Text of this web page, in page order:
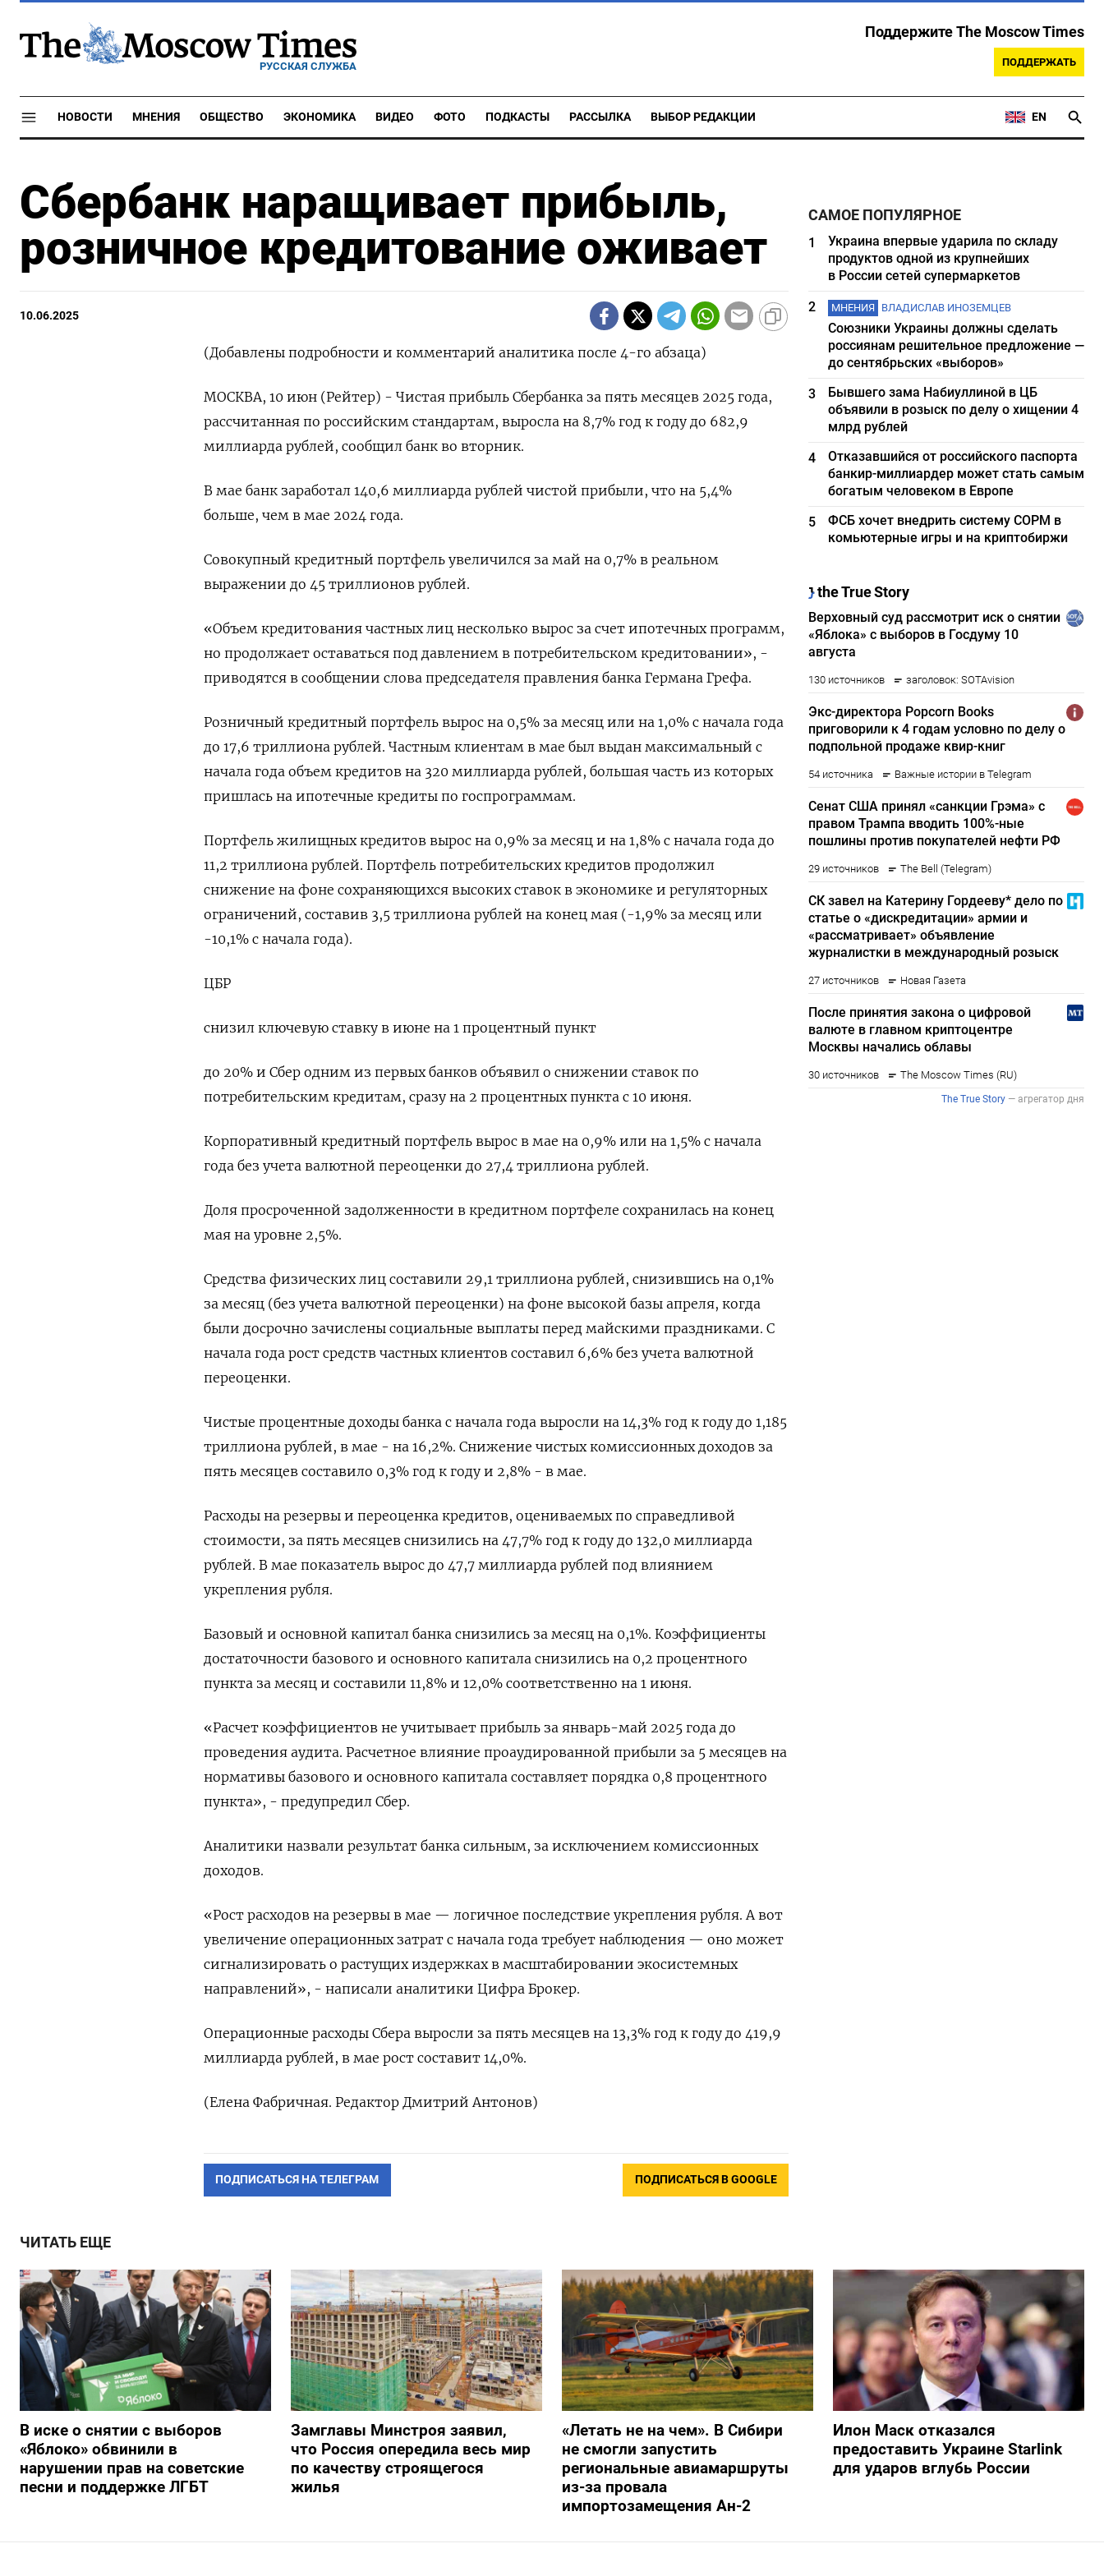
РУССКАЯ СЛУЖБА
Поддержите The Moscow Times
ПОДДЕРЖАТЬ
НОВОСТИ МНЕНИЯ ОБЩЕСТВО ЭКОНОМИКА ВИДЕО ФОТО ПОДКАСТЫ РАССЫЛКА ВЫБОР РЕДАКЦИИ EN
Сбербанк наращивает прибыль,
розничное кредитование оживает
10.06.2025
(Добавлены подробности и комментарий аналитика после 4-го абзаца)
МОСКВА, 10 июн (Рейтер) - Чистая прибыль Сбербанка за пять месяцев 2025 года,
рассчитанная по российским стандартам, выросла на 8,7% год к году до 682,9
миллиарда рублей, сообщил банк во вторник.
В мае банк заработал 140,6 миллиарда рублей чистой прибыли, что на 5,4%
больше, чем в мае 2024 года.
Совокупный кредитный портфель увеличился за май на 0,7% в реальном
выражении до 45 триллионов рублей.
«Объем кредитования частных лиц несколько вырос за счет ипотечных программ,
но продолжает оставаться под давлением в потребительском кредитовании», -
приводятся в сообщении слова председателя правления банка Германа Грефа.
Розничный кредитный портфель вырос на 0,5% за месяц или на 1,0% с начала года
до 17,6 триллиона рублей. Частным клиентам в мае был выдан максимальный с
начала года объем кредитов на 320 миллиарда рублей, большая часть из которых
пришлась на ипотечные кредиты по госпрограммам.
Портфель жилищных кредитов вырос на 0,9% за месяц и на 1,8% с начала года до
11,2 триллиона рублей. Портфель потребительских кредитов продолжил
снижение на фоне сохраняющихся высоких ставок в экономике и регуляторных
ограничений, составив 3,5 триллиона рублей на конец мая (-1,9% за месяц или
-10,1% с начала года).
ЦБР
снизил ключевую ставку в июне на 1 процентный пункт
до 20% и Сбер одним из первых банков объявил о снижении ставок по
потребительским кредитам, сразу на 2 процентных пункта с 10 июня.
Корпоративный кредитный портфель вырос в мае на 0,9% или на 1,5% с начала
года без учета валютной переоценки до 27,4 триллиона рублей.
Доля просроченной задолженности в кредитном портфеле сохранилась на конец
мая на уровне 2,5%.
Средства физических лиц составили 29,1 триллиона рублей, снизившись на 0,1%
за месяц (без учета валютной переоценки) на фоне высокой базы апреля, когда
были досрочно зачислены социальные выплаты перед майскими праздниками. С
начала года рост средств частных клиентов составил 6,6% без учета валютной
переоценки.
Чистые процентные доходы банка с начала года выросли на 14,3% год к году до 1,185
триллиона рублей, в мае - на 16,2%. Снижение чистых комиссионных доходов за
пять месяцев составило 0,3% год к году и 2,8% - в мае.
Расходы на резервы и переоценка кредитов, оцениваемых по справедливой
стоимости, за пять месяцев снизились на 47,7% год к году до 132,0 миллиарда
рублей. В мае показатель вырос до 47,7 миллиарда рублей под влиянием
укрепления рубля.
Базовый и основной капитал банка снизились за месяц на 0,1%. Коэффициенты
достаточности базового и основного капитала снизились на 0,2 процентного
пункта за месяц и составили 11,8% и 12,0% соответственно на 1 июня.
«Расчет коэффициентов не учитывает прибыль за январь-май 2025 года до
проведения аудита. Расчетное влияние проаудированной прибыли за 5 месяцев на
нормативы базового и основного капитала составляет порядка 0,8 процентного
пункта», - предупредил Сбер.
Аналитики назвали результат банка сильным, за исключением комиссионных
доходов.
«Рост расходов на резервы в мае — логичное последствие укрепления рубля. А вот
увеличение операционных затрат с начала года требует наблюдения — оно может
сигнализировать о растущих издержках в масштабировании экосистемных
направлений», - написали аналитики Цифра Брокер.
Операционные расходы Сбера выросли за пять месяцев на 13,3% год к году до 419,9
миллиарда рублей, в мае рост составит 14,0%.
(Елена Фабричная. Редактор Дмитрий Антонов)
ПОДПИСАТЬСЯ НА ТЕЛЕГРАМ ПОДПИСАТЬСЯ В GOOGLE
САМОЕ ПОПУЛЯРНОЕ
1
Украина впервые ударила по складу
продуктов одной из крупнейших
в России сетей супермаркетов
2
МНЕНИЯ ВЛАДИСЛАВ ИНОЗЕМЦЕВ
Союзники Украины должны сделать
россиянам решительное предложение —
до сентябрьских «выборов»
3
Бывшего зама Набиуллиной в ЦБ
объявили в розыск по делу о хищении 4
млрд рублей
4
Отказавшийся от российского паспорта
банкир-миллиардер может стать самым
богатым человеком в Европе
5
ФСБ хочет внедрить систему СОРМ в
комьютерные игры и на криптобиржи
ЧИТАТЬ ЕЩЕ
В иске о снятии с выборов
«Яблоко» обвинили в
нарушении прав на советские
песни и поддержке ЛГБТ
Замглавы Минстроя заявил,
что Россия опередила весь мир
по качеству строящегося
жилья
«Летать не на чем». В Сибири
не смогли запустить
региональные авиамаршруты
из-за провала
импортозамещения Ан-2
Илон Маск отказался
предоставить Украине Starlink
для ударов вглубь России